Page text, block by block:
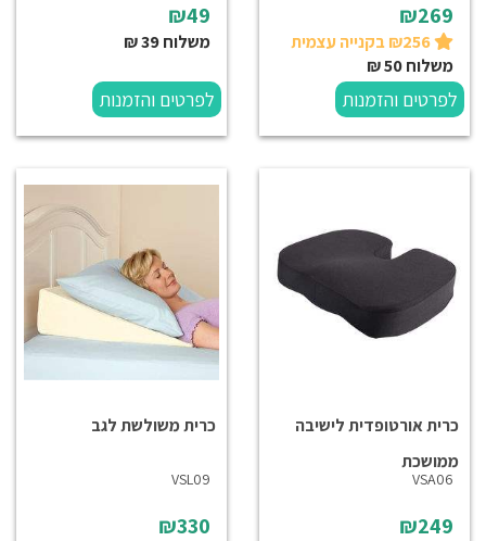
₪269
משלוח 50 ₪
לפרטים והזמנות
₪49
משלוח 39 ₪
לפרטים והזמנות
כרית אורטופדית לישיבה
ממושכת
VSA06
₪249
כרית משולשת לגב
VSL09
₪330